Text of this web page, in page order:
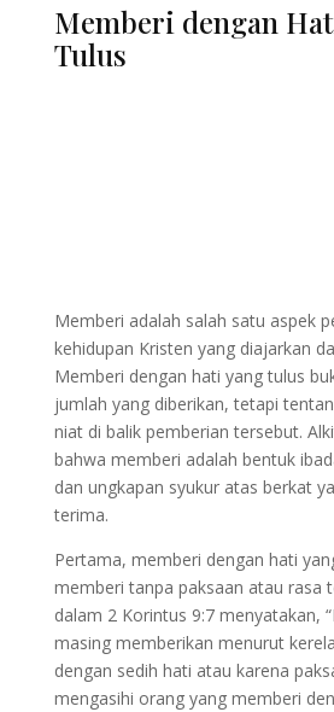
Memberi dengan
Tulus
Memberi adalah salah satu aspek
kehidupan Kristen yang diajarkan
Memberi dengan hati yang tulus
jumlah yang diberikan, tetapi
niat di balik pemberian tersebut.
bahwa memberi adalah bentuk
dan ungkapan syukur atas berkat
terima.
Pertama, memberi dengan hati
memberi tanpa paksaan atau rasa
dalam 2 Korintus 9:7 menyatakan,
masing memberikan menurut
dengan sedih hati atau karena
mengasihi orang yang memberi